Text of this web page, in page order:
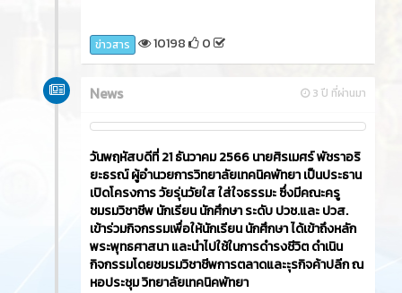
ข่าวสาร 10198 0
3 ปี ที่ผ่านมา
News
วันพฤหัสบดีที่ 21 ธันวาคม 2566​ นายศิรเมศร์ พัชราอริ
ยะธรณ์ ผู้อำนวยการวิทยาลัยเทคนิคพัทยา เป็นประธาน
เปิดโครงการ วัยรุ่นวัยใส ใส่ใจธรรมะ ซึ่งมีคณะครู
ชมรมวิชาชีพ นักเรียน นักศึกษา ระดับ ปวช.และ ปวส.
เข้าร่วมกิจกรรมเพื่อให้นักเรียน นักศึกษา ได้เข้าถึงหลัก
พระพุทธศาสนา และนำไปใช้ในการดำรงชีวิต ดำเนิน
กิจกรรมโดยชมรมวิชาชีพการตลาดและะุรกิจค้าปลีก ณ
หอประชุม วิทยาลัยเทคนิคพัทยา